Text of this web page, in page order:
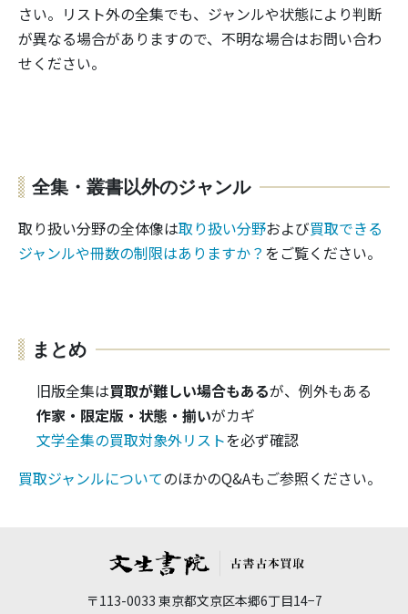
さい。リスト外の全集でも、ジャンルや状態により判断
が異なる場合がありますので、不明な場合はお問い合わ
せください。
全集・叢書以外のジャンル
取り扱い分野の全体像は取り扱い分野および買取できる
ジャンルや冊数の制限はありますか？ をご覧ください。
まとめ
旧版全集は買取が難しい場合もあるが、例外もある
作家・限定版・状態・揃いがカギ
文学全集の買取対象外リストを必ず確認
買取ジャンルについてのほかのQ&Aもご参照ください。
〒113-0033 東京都文京区本郷6丁目14−7